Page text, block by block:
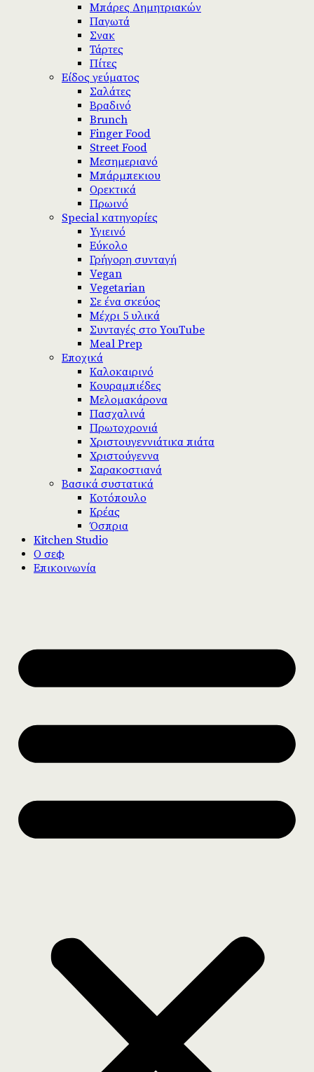
Μπάρες Δημητριακών
Παγωτά
Σνακ
Τάρτες
Πίτες
Είδος γεύματος
Σαλάτες
Βραδινό
Brunch
Finger Food
Street Food
Μεσημεριανό
Μπάρμπεκιου
Ορεκτικά
Πρωινό
Special κατηγορίες
Υγιεινό
Εύκολο
Γρήγορη συνταγή
Vegan
Vegetarian
Σε ένα σκεύος
Μέχρι 5 υλικά
Συνταγές στο YouTube
Meal Prep
Εποχικά
Καλοκαιρινό
Κουραμπιέδες
Μελομακάρονα
Πασχαλινά
Πρωτοχρονιά
Χριστουγεννιάτικα πιάτα
Χριστούγεννα
Σαρακοστιανά
Βασικά συστατικά
Κοτόπουλο
Κρέας
Όσπρια
Kitchen Studio
Ο σεφ
Επικοινωνία